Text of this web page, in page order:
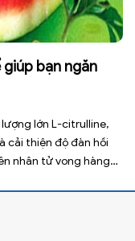
bạn ngăn
lớn L-citrulline,
cải thiện độ đàn hồi
nhân tử vong hàng